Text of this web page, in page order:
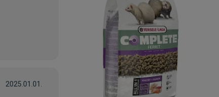
2025.01.01.